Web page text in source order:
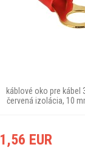
káblové oko pre kábel
červená izolácia, 10
1,56 EUR